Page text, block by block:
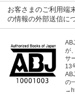
お客さまのご利用端
の情報の外部送信に
が
サ
13
の
→